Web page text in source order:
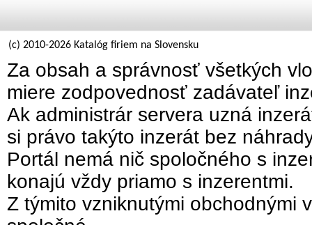
(c) 2010-2026 Katalóg firiem na Slovensku
Za obsah a správnosť všetkých
miere zodpovednosť zadávateľ
Ak administrár servera uzná
si právo takýto inzerát bez
Portál nemá nič spoločného s
konajú vždy priamo s inzerentmi.
Z týmito vzniknutými obchodnými